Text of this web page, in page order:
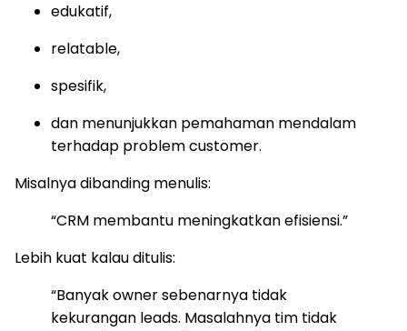
edukatif,
relatable,
spesifik,
dan menunjukkan pemahaman mendalam
terhadap problem customer.
Misalnya dibanding menulis:
“CRM membantu meningkatkan efisiensi.”
Lebih kuat kalau ditulis:
“Banyak owner sebenarnya tidak
kekurangan leads. Masalahnya tim tidak